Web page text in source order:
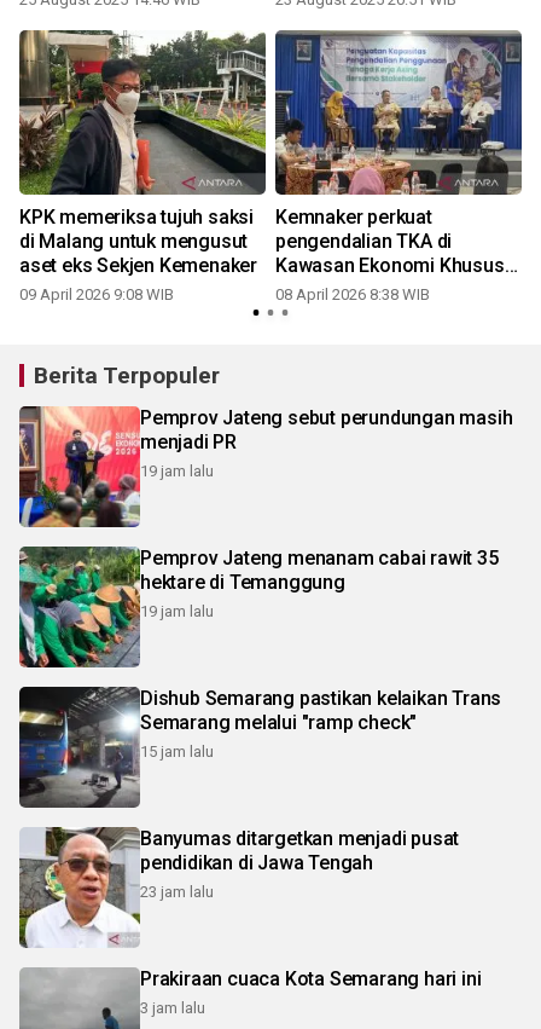
KPK memeriksa tujuh saksi
di Malang untuk mengusut
aset eks Sekjen Kemenaker
09 April 2026 9:08 WIB
Kemnaker perkuat
pengendalian TKA di
Kawasan Ekonomi Khusus
Batang
08 April 2026 8:38 WIB
Berita Terpopuler
Pemprov Jateng sebut perundungan masih
menjadi PR
19 jam lalu
Pemprov Jateng menanam cabai rawit 35
hektare di Temanggung
19 jam lalu
Dishub Semarang pastikan kelaikan Trans
Semarang melalui "ramp check"
15 jam lalu
Banyumas ditargetkan menjadi pusat
pendidikan di Jawa Tengah
23 jam lalu
Prakiraan cuaca Kota Semarang hari ini
3 jam lalu